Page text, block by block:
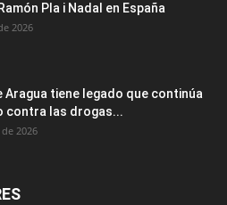
Pla i Nadal en España
2026
Aragua tiene legado que continúa
contra las drogas...
2026